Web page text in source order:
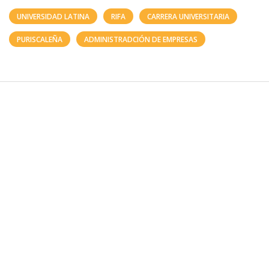
UNIVERSIDAD LATINA RIFA CARRERA UNIVERSITARIA
PURISCALEÑA ADMINISTRADCIÓN DE EMPRESAS